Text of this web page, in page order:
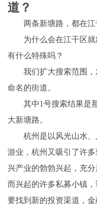
道？
两条新塘路，都在
为什么会在江干区
有什么特殊吗？
我们扩大搜索范围
命名的街道。
其中1号搜索结果是
大新塘路。
杭州是以风光山水
游业，杭州又吸引了许
兴产业的勃勃兴起，充
而兴起的许多私募小镇
要找到新的投资渠道，金